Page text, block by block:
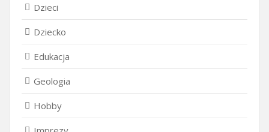
Dzieci
Dziecko
Edukacja
Geologia
Hobby